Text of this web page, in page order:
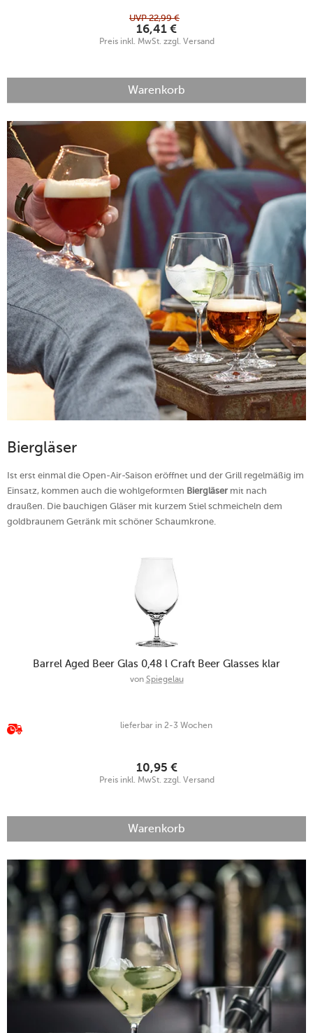
UVP22,99 €
16,41 €
Preis inkl. MwSt. zzgl. Versand
Warenkorb
Biergläser
Ist erst einmal die Open-Air-Saison eröffnet und der Grill regelmäßig im
Einsatz, kommen auch die wohlgeformten Biergläser mit nach
draußen. Die bauchigen Gläser mit kurzem Stiel schmeicheln dem
goldbraunem Getränk mit schöner Schaumkrone.
Barrel Aged Beer Glas 0,48 l Craft Beer Glasses klar
von Spiegelau
lieferbar in 2-3 Wochen
10,95 €
Preis inkl. MwSt. zzgl. Versand
Warenkorb